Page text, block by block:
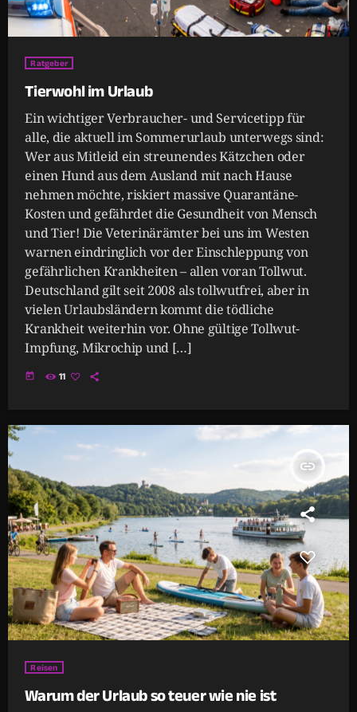
Ratgeber
Tierwohl im Urlaub
Ein wichtiger Verbraucher- und Servicetipp für
alle, die aktuell im Sommerurlaub unterwegs sind:
Wer aus Mitleid ein streunendes Kätzchen oder
einen Hund aus dem Ausland mit nach Hause
nehmen möchte, riskiert massive Quarantäne-
Kosten und gefährdet die Gesundheit von Mensch
und Tier! Die Veterinärämter bei uns im Westen
warnen eindringlich vor der Einschleppung von
gefährlichen Krankheiten – allen voran Tollwut.
Deutschland gilt seit 2008 als tollwutfrei, aber in
vielen Urlaubsländern kommt die tödliche
Krankheit weiterhin vor. Ohne gültige Tollwut-
Impfung, Mikrochip und […]
today 11
insert_link
Reisen
Warum der Urlaub so teuer wie nie ist